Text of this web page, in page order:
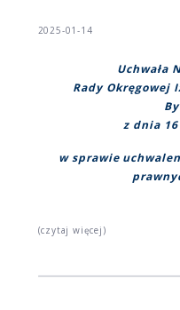
2025-01-14
Uchwała
Rady Okręgowej
z dnia
w sprawie
(czytaj więcej)